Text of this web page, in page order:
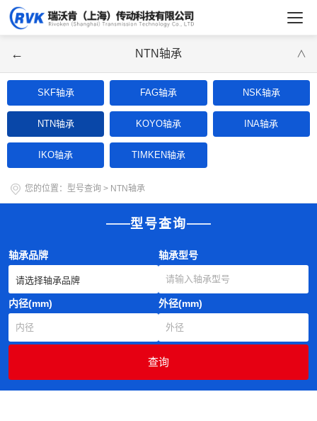
← NTN轴承 ∨
SKF轴承 FAG轴承 NSK轴承
NTN轴承 KOYO轴承 INA轴承
IKO轴承 TIMKEN轴承
您的位置： 型号查询 > NTN轴承
型号查询
轴承品牌 轴承型号
内径(mm) 外径(mm)